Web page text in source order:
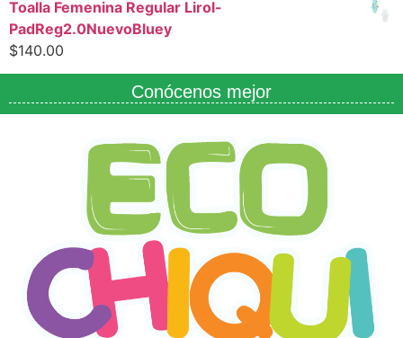
Toalla Femenina Regular Lirol-
PadReg2.0NuevoBluey
$140.00
Conócenos mejor